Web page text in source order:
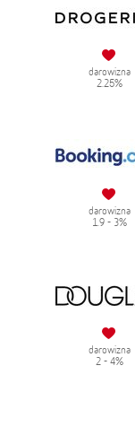
darowizna
2.25%
darowizna
1.9 - 3%
darowizna
2 - 4%